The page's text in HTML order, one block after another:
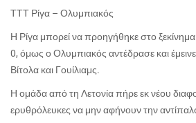
ΤΤΤ Ρίγα – Ολυμπιακός
Η Ρίγα μπορεί να προηγήθηκε στο
0, όμως ο Ολυμπιακός αντέδρασε και
Βίτολα και Γουίλιαμς.
Η ομάδα από τη Λετονία πήρε εκ νέου
ερυθρόλευκες να μην αφήνουν την